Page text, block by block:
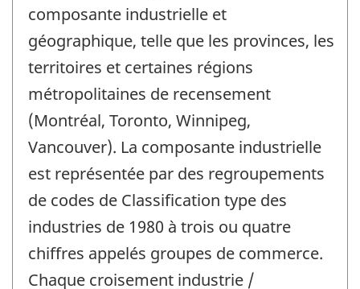
composante industrielle et
géographique, telle que les provinces, les
territoires et certaines régions
métropolitaines de recensement
(Montréal, Toronto, Winnipeg,
Vancouver). La composante industrielle
est représentée par des regroupements
de codes de Classification type des
industries de 1980 à trois ou quatre
chiffres appelés groupes de commerce.
Chaque croisement industrie /